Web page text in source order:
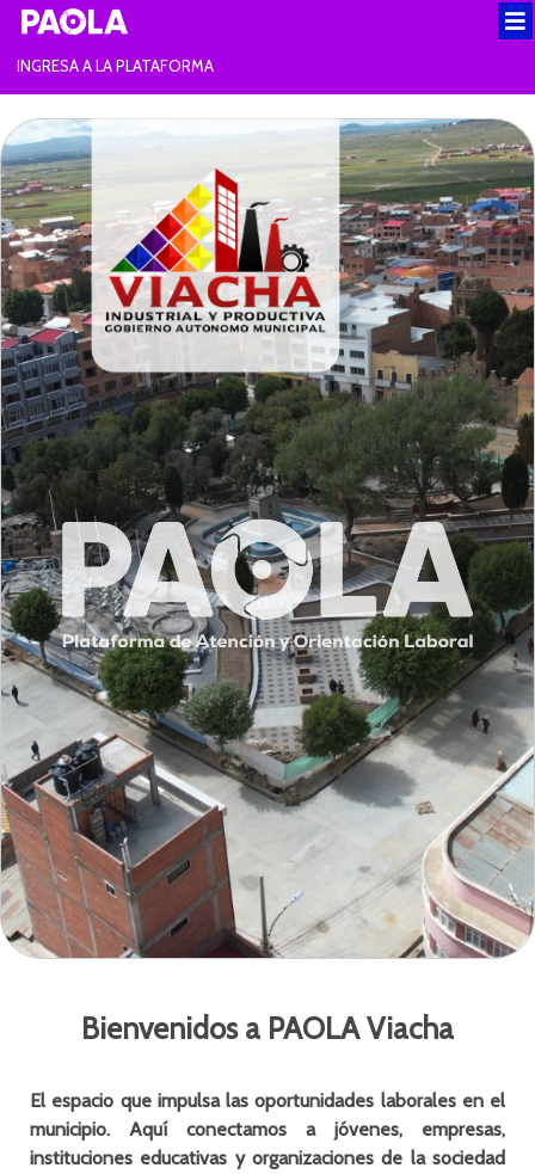
INGRESA A LA PLATAFORMA
Bienvenidos a PAOLA Viacha
El espacio que impulsa las oportunidades laborales en el
municipio. Aquí conectamos a jóvenes, empresas,
instituciones educativas y organizaciones de la sociedad